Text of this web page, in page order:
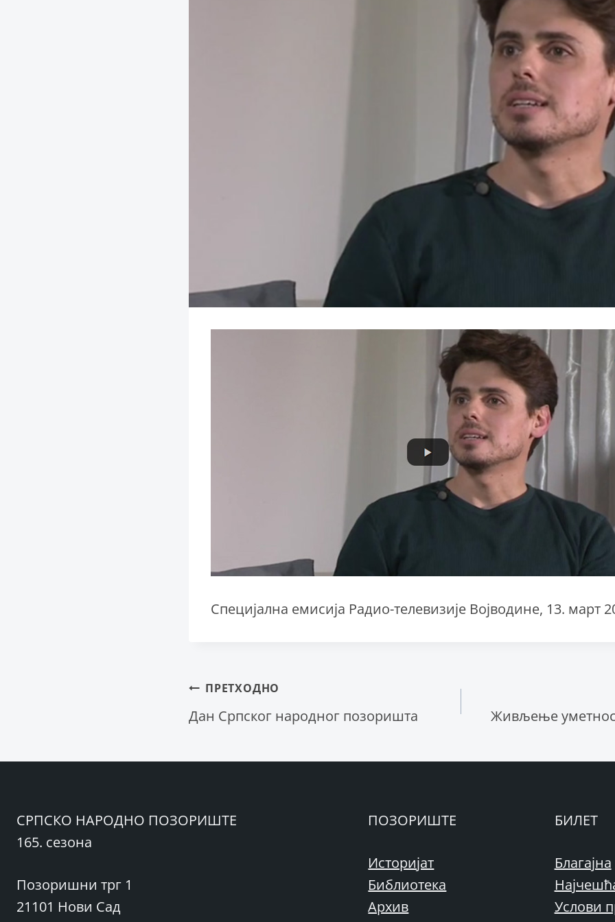
Специјална емисија Радио-телевизије Војводине, 13. март
Кретање
чланка
ПРЕТХОДНО
Дан Српског народног позоришта Живљење
СРПСКО НАРОДНО ПОЗОРИШТЕ
165. сезона
Позоришни трг 1
21101 Нови Сад
ПОЗОРИШТЕ
Историјат
Библиотека
Архив
БИЛЕТ
Благајна
Услови